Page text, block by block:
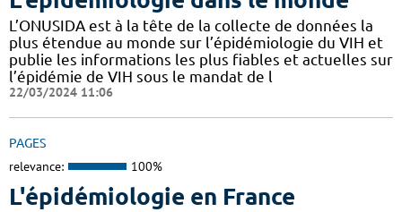
L’ONUSIDA est à la tête de la collecte de données la
plus étendue au monde sur l’épidémiologie du VIH et
publie les informations les plus fiables et actuelles sur
l’épidémie de VIH sous le mandat de l
22/03/2024 11:06
PAGES
relevance: 100%
L'épidémiologie en France